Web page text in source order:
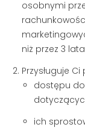
osobnymi
niż przez 3
Przysługuje
dostępu
ich